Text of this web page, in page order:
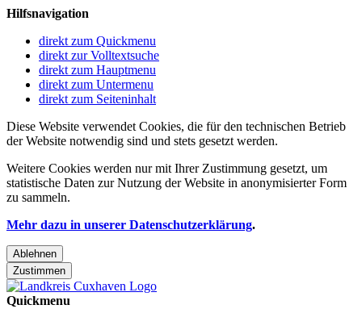
Hilfsnavigation
direkt zum Quickmenu
direkt zur Volltextsuche
direkt zum Hauptmenu
direkt zum Untermenu
direkt zum Seiteninhalt
Diese Website verwendet Cookies, die für den technischen Betrieb
der Website notwendig sind und stets gesetzt werden.
Weitere Cookies werden nur mit Ihrer Zustimmung gesetzt, um
statistische Daten zur Nutzung der Website in anonymisierter Form
zu sammeln.
Mehr dazu in unserer Datenschutzerklärung.
Ablehnen
Zustimmen
Quickmenu